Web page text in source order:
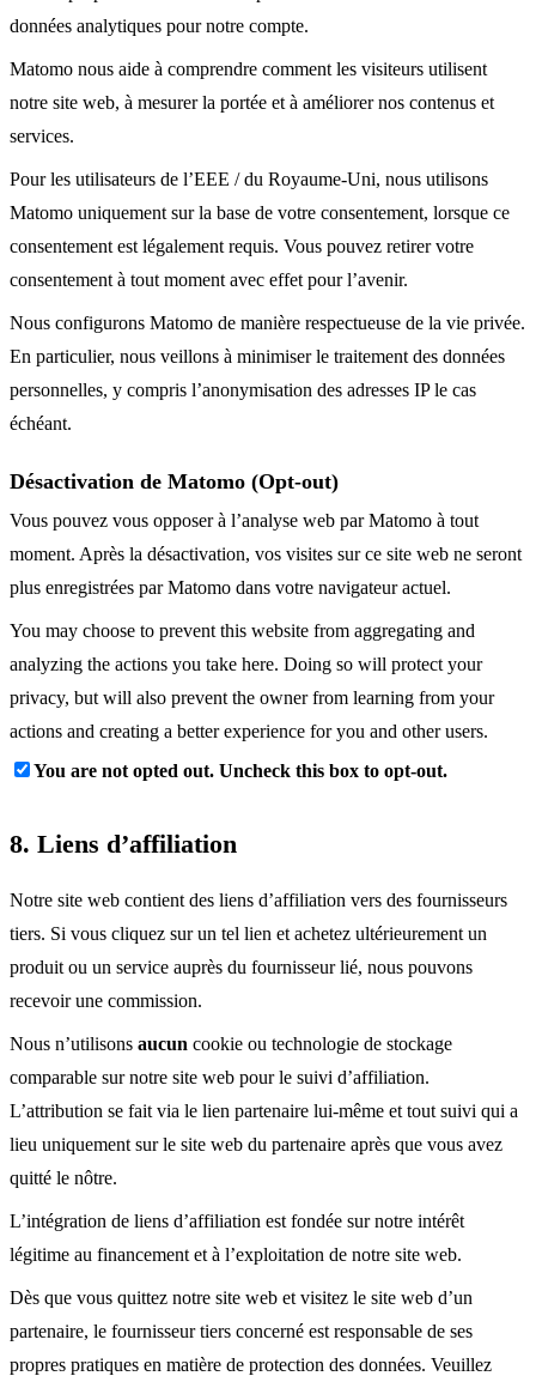
données analytiques pour notre compte.
Matomo nous aide à comprendre comment les visiteurs utilisent
notre site web, à mesurer la portée et à améliorer nos contenus et
services.
Pour les utilisateurs de l’EEE / du Royaume-Uni, nous utilisons
Matomo uniquement sur la base de votre consentement, lorsque ce
consentement est légalement requis. Vous pouvez retirer votre
consentement à tout moment avec effet pour l’avenir.
Nous configurons Matomo de manière respectueuse de la vie privée.
En particulier, nous veillons à minimiser le traitement des données
personnelles, y compris l’anonymisation des adresses IP le cas
échéant.
Désactivation de Matomo (Opt-out)
Vous pouvez vous opposer à l’analyse web par Matomo à tout
moment. Après la désactivation, vos visites sur ce site web ne seront
plus enregistrées par Matomo dans votre navigateur actuel.
You may choose to prevent this website from aggregating and
analyzing the actions you take here. Doing so will protect your
privacy, but will also prevent the owner from learning from your
actions and creating a better experience for you and other users.
You are not opted out. Uncheck this box to opt-out.
8. Liens d’affiliation
Notre site web contient des liens d’affiliation vers des fournisseurs
tiers. Si vous cliquez sur un tel lien et achetez ultérieurement un
produit ou un service auprès du fournisseur lié, nous pouvons
recevoir une commission.
Nous n’utilisons aucun cookie ou technologie de stockage
comparable sur notre site web pour le suivi d’affiliation.
L’attribution se fait via le lien partenaire lui-même et tout suivi qui a
lieu uniquement sur le site web du partenaire après que vous avez
quitté le nôtre.
L’intégration de liens d’affiliation est fondée sur notre intérêt
légitime au financement et à l’exploitation de notre site web.
Dès que vous quittez notre site web et visitez le site web d’un
partenaire, le fournisseur tiers concerné est responsable de ses
propres pratiques en matière de protection des données. Veuillez